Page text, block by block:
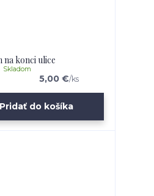
na konci ulice
5,00 €/ks
Skladom
Pridať do košíka